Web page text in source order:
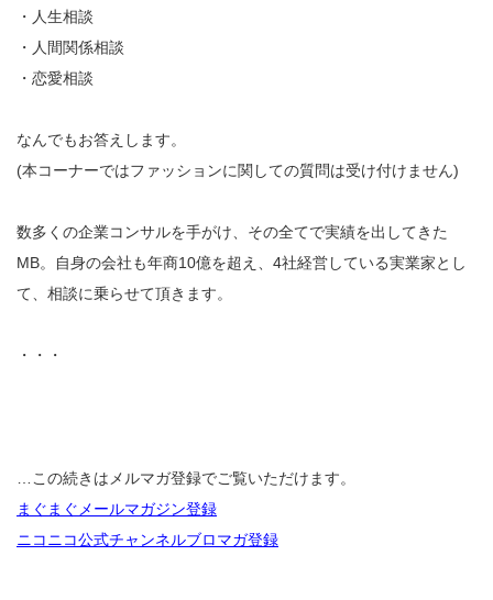
・人生相談
・人間関係相談
・恋愛相談
なんでもお答えします。
(本コーナーではファッションに関しての質問は受け付けません)
数多くの企業コンサルを手がけ、その全てで実績を出してきた
MB。自身の会社も年商10億を超え、4社経営している実業家とし
て、相談に乗らせて頂きます。
・・・
…この続きはメルマガ登録でご覧いただけます。
まぐまぐメールマガジン登録
ニコニコ公式チャンネルブロマガ登録